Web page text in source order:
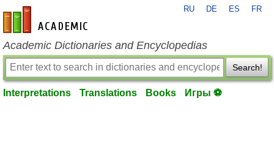
en-academic.com
RU DE ES FR
Academic Dictionaries and Encyclopedias
Search!
Interpretations Translations Books Игры ⚽